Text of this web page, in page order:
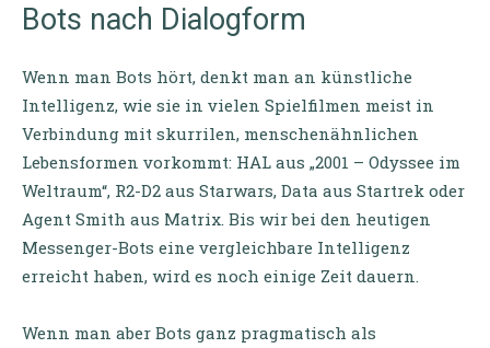
Bots nach Dialogform
Wenn man Bots hört, denkt man an künstliche
Intelligenz, wie sie in vielen Spielfilmen meist in
Verbindung mit skurrilen, menschenähnlichen
Lebensformen vorkommt: HAL aus „2001 – Odyssee im
Weltraum“, R2-D2 aus Starwars, Data aus Startrek oder
Agent Smith aus Matrix. Bis wir bei den heutigen
Messenger-Bots eine vergleichbare Intelligenz
erreicht haben, wird es noch einige Zeit dauern.
Wenn man aber Bots ganz pragmatisch als